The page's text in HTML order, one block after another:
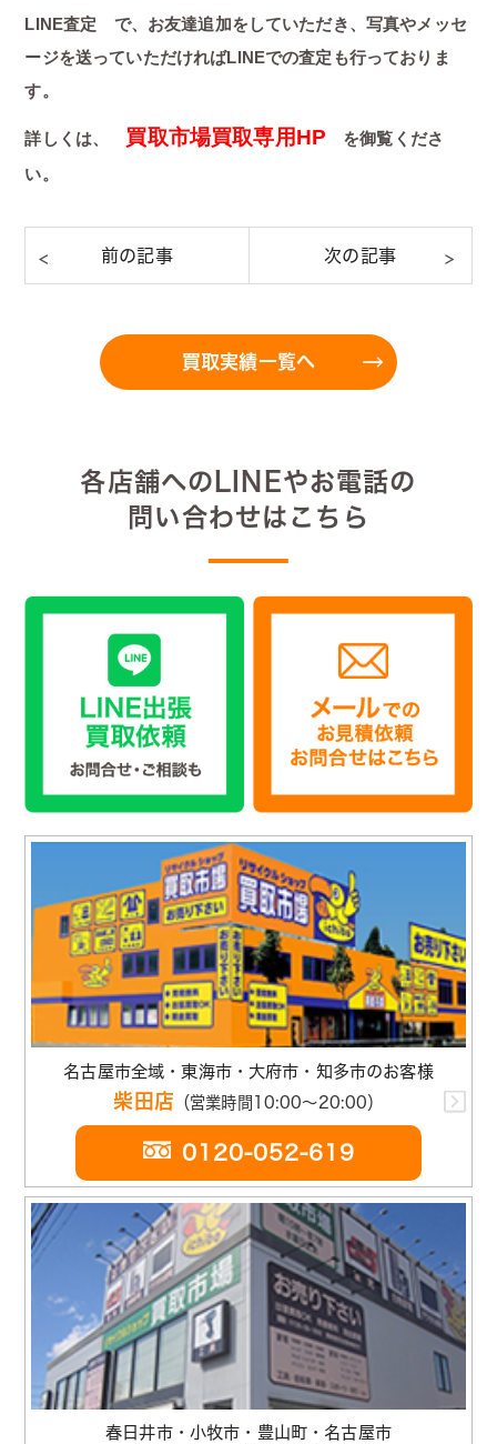
LINE査定 で、お友達追加をしていただき、写真やメッセ
ージを送っていただければLINEでの査定も行っておりま
す。
詳しくは、 買取市場買取専用HP を御覧くださ
い。
買取実績一覧へ
各店舗へのLINEやお電話の
問い合わせはこちら
名古屋市全域・東海市・大府市・知多市のお客様
柴田店 （営業時間10:00～20:00）
0120-052-619
春日井市・小牧市・豊山町・名古屋市